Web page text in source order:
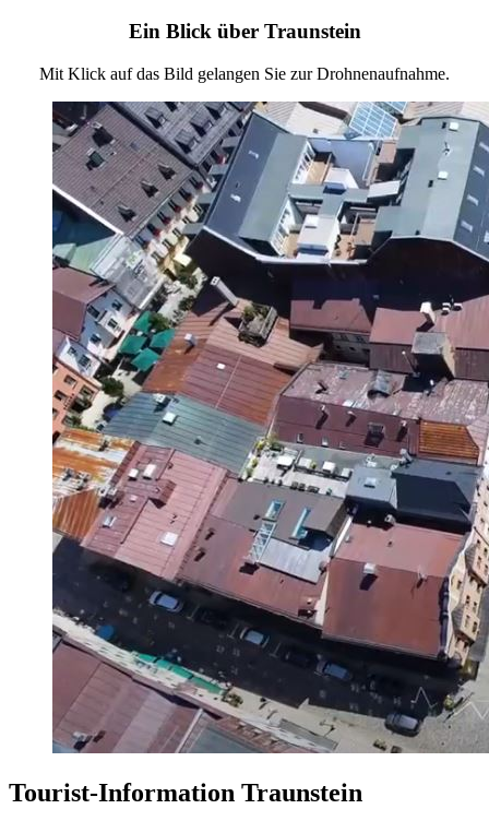
Ein Blick über Traunstein
Mit Klick auf das Bild gelangen Sie zur Drohnenaufnahme.
Tourist-Information Traunstein